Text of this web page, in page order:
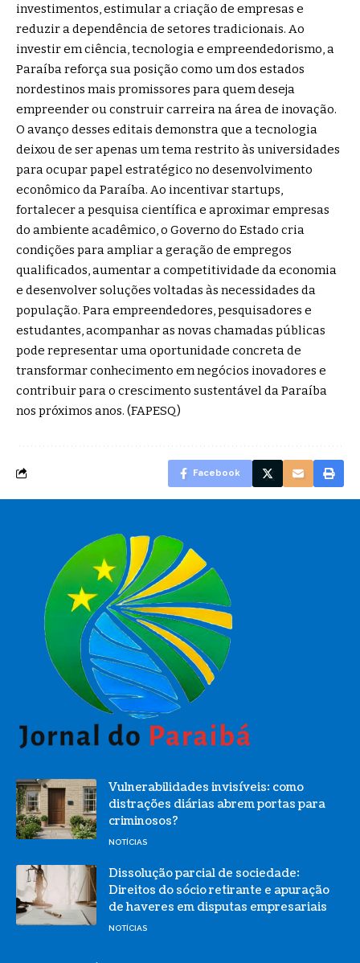
investimentos, estimular a criação de empresas e
reduzir a dependência de setores tradicionais. Ao
investir em ciência, tecnologia e empreendedorismo, a
Paraíba reforça sua posição como um dos estados
nordestinos mais promissores para quem deseja
empreender ou construir carreira na área de inovação.
O avanço desses editais demonstra que a tecnologia
deixou de ser apenas um tema restrito às universidades
para ocupar papel estratégico no desenvolvimento
econômico da Paraíba. Ao incentivar startups,
fortalecer a pesquisa científica e aproximar empresas
do ambiente acadêmico, o Governo do Estado cria
condições para ampliar a geração de empregos
qualificados, aumentar a competitividade da economia
e desenvolver soluções voltadas às necessidades da
população. Para empreendedores, pesquisadores e
estudantes, acompanhar as novas chamadas públicas
pode representar uma oportunidade concreta de
transformar conhecimento em negócios inovadores e
contribuir para o crescimento sustentável da Paraíba
nos próximos anos. (FAPESQ)
Facebook
Vulnerabilidades invisíveis: como
distrações diárias abrem portas para
criminosos?
NOTÍCIAS
Dissolução parcial de sociedade:
Direitos do sócio retirante e apuração
de haveres em disputas empresariais
NOTÍCIAS